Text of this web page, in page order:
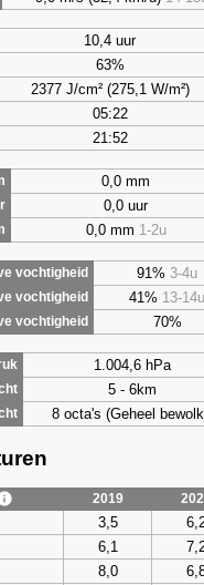
10,4 uur
63%
2377 J/cm² (275,1 W/m²)
05:22
21:52
0,0 mm
0,0 uur
0,0 mm 1-2u
vochtigheid 91% 3-4u
vochtigheid 41% 13-14u
vochtigheid 70%
1.004,6 hPa
5 - 6km
8 octa's (Geheel
2019
3,5
6,1
8,0